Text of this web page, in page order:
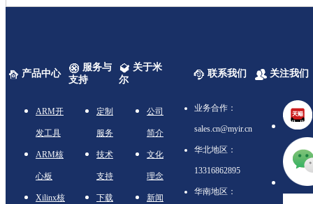
产品中心
服务与
支持
关于米
尔
联系我们 关注我们
ARM开
发工具
ARM核
心板
Xilinx核
定制
服务
技术
支持
下载
公司
简介
文化
理念
新闻
业务合作：
sales.cn@myir.cn
华北地区：
13316862895
华南地区：